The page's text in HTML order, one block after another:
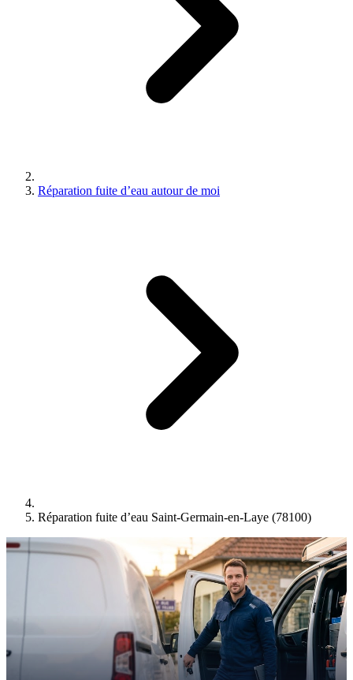
Réparation fuite d’eau autour de moi
Réparation fuite d’eau Saint-Germain-en-Laye (78100)